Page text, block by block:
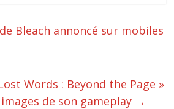
Bleach annoncé sur mobiles
Words : Beyond the Page »
de son gameplay →